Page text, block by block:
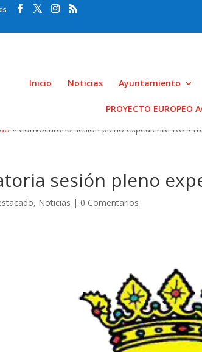
Inicio Noticias Ayuntamiento
PROYECTO EUROPEO
» Convocatoria sesión pleno expediente No
sesión pleno
, Noticias | 0 Comentarios